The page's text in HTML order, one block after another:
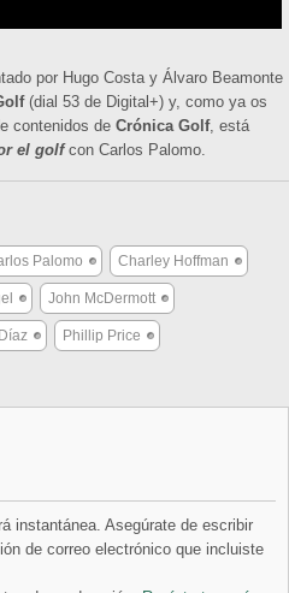
por Hugo Costa y Álvaro Beamonte
(dial 53 de Digital+) y, como ya os
contenidos de Crónica Golf, está
el golfcon Carlos Palomo.
Palomo Charley Hoffman
John McDermott
Phillip Price
instantánea. Asegúrate de escribir
de correo electrónico que incluiste